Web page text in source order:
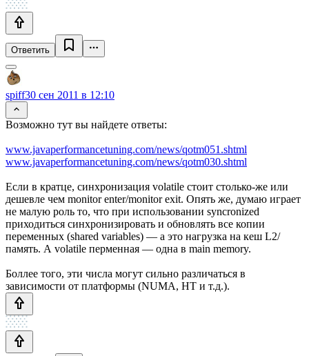
Ответить
spiff30 сен 2011 в 12:10
Возможно тут вы найдете ответы:
www.javaperformancetuning.com/news/qotm051.shtml
www.javaperformancetuning.com/news/qotm030.shtml
Если в кратце, синхронизация volatile стоит столько-же или
дешевле чем monitor enter/monitor exit. Опять же, думаю играет
не малую роль то, что при использовании syncronized
приходиться синхронизировать и обновлять все копии
переменных (shared variables) — а это нагрузка на кеш L2/
память. А volatile перменная — одна в main memory.
Боллее того, эти числа могут сильно различаться в
зависимости от платформы (NUMA, HT и т.д.).